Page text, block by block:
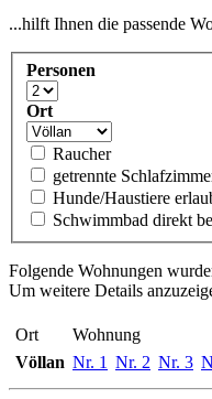
...hilft Ihnen die passende
Personen
Ort
Raucher
getrennte
Hunde/Haustiere
Schwimmbad direkt
Folgende Wohnungen
Um weitere Details
Ort
Wohnung
Völlan Nr. 1 Nr. 2 Nr. 3